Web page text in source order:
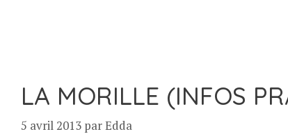
LA MORILLE (INFOS
5 avril 2013 parEdda